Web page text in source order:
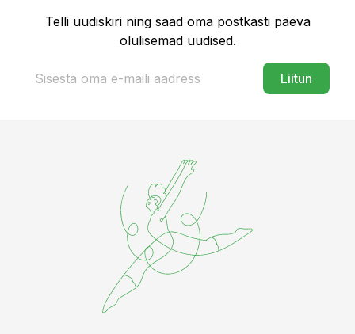
Telli uudiskiri ning saad oma postkasti päeva
olulisemad uudised.
Liitun